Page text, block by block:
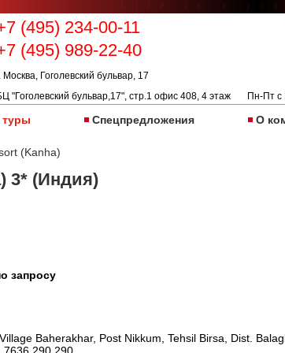
(495) 234-00-11
(495) 989-22-40
Москва, Гоголевский бульвар, 17
"Гоголевский бульвар,17", стр.1 офис 408, 4 этаж Пн-Пт с
Спецпредложения О
(Kanha)
3* (Индия)
запросу
Baherakhar, Post Nikkum, Tehsil Birsa, Dist.